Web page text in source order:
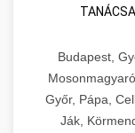
Budapest,
Győr, Pápa,
Ják,